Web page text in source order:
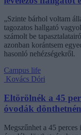
„Szinte bárhol voltam
tagozatos hallgató
számolt be
azonban korántsem
hasonló nehézségekről.
Campus life
Kovács Dóri
Eltörölnék a 45
óvodák
Megszűnhet a 45